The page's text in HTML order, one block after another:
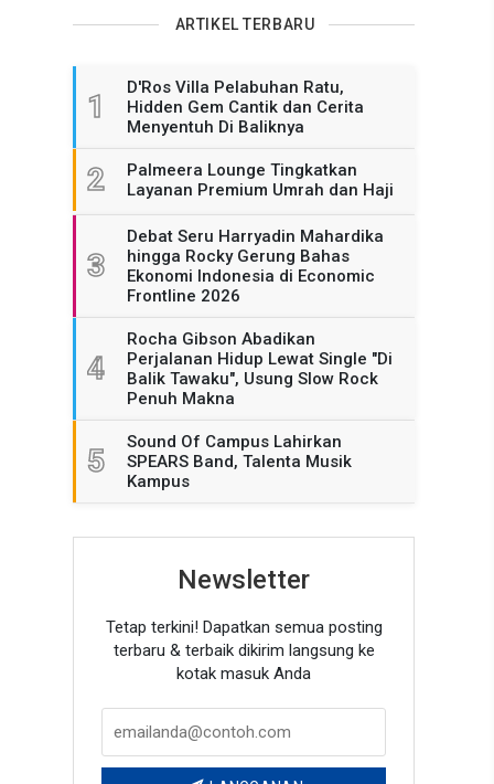
ARTIKEL TERBARU
1
D'Ros Villa Pelabuhan Ratu,
Hidden Gem Cantik dan Cerita
Menyentuh Di Baliknya
2
Palmeera Lounge Tingkatkan
Layanan Premium Umrah dan Haji
3
Debat Seru Harryadin Mahardika
hingga Rocky Gerung Bahas
Ekonomi Indonesia di Economic
Frontline 2026
4
Rocha Gibson Abadikan
Perjalanan Hidup Lewat Single "Di
Balik Tawaku", Usung Slow Rock
Penuh Makna
5
Sound Of Campus Lahirkan
SPEARS Band, Talenta Musik
Kampus
Newsletter
Tetap terkini! Dapatkan semua posting
terbaru & terbaik dikirim langsung ke
kotak masuk Anda